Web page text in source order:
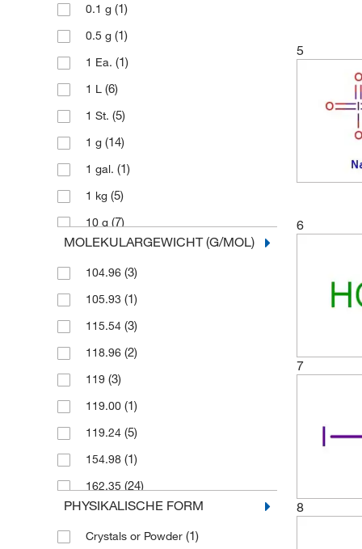
Toronto Research Chemicals
0.1 g (1)
0.5 g (1)
1 Ea. (1)
1 L (6)
1 St. (5)
1 g (14)
1 gal. (1)
1 kg (5)
10 g (7)
10 kg(1)
100 g(30)
100 mL(16)
100 mg(2)
1000 g (2)
1000 mL
1000 ml(1)
100 g(1)
100 ml (5)
1 g(2)
(13)
2,5 l(1)
MOLEKULARGEWICHT (G/MOL)
104.96 (3)
105.93 (1)
115.54 (3)
118.96 (2)
119 (3)
119.00 (1)
119.24 (5)
154.98 (1)
162.35 (24)
166(7)
166.00(3)
PHYSIKALISCHE FORM
Crystals or Powder (1)
5
6
7
8